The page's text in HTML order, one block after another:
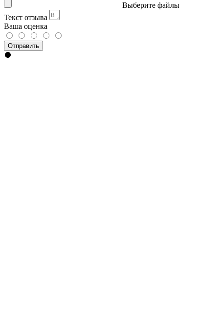
Выберите файлы
Текст отзыва
Ваша оценка
Отправить